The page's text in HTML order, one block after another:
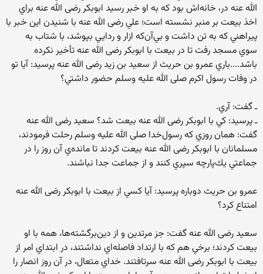
الله عنه در، خانه‌اش بود كه به او خبر رسيد ابوبكر رضی الله عنه براي
اخذ بيعت بر منبر نشسته است؛ علي رضی الله عنه با شنيدن اين خبر با
پيراهني كه به تن داشت و بي‌آن‌كه ازار و ردايي بپوشد، با شتاب به
سوي مسجد رفت تا در بيعت با ابوبكر رضی الله عنه تأخير نكرده
باشد....باري عمرو بن حريث از سعيد بن زيد رضی الله عنه پرسيد: آيا تو
در وفات رسول اكرم صلی الله علیه وسلم حضور داشتي؟
ـ گفت: آري.
ـ پرسيد: كي با ابوبكر رضی الله عنه بيعت شد؟ سعيد رضی الله عنه
گفت: همان روزي كه رسول‌خدا صلی الله علیه وسلم رحلت فرمودند،
مسلمانان با ابوبكر رضی الله عنه بيعت كردند تا مانده‌ي آن روز را در
جماعتي يك‌پارچه سپري كنند و از جماعت جدا نباشند.
عمرو بن حريث دوباره پرسيد: آيا كسي از بيعت با ابوبكر رضی الله عنه
امتناع كرد؟
سعيد رضی الله عنه گفت: جز مرتدين و از دين‌برگشته‌ها، همه با او
بيعت كردند؛ برخي هم كه با ارتداد فاصله‌اي نداشتند، در ابتداي امر از
بيعت با ابوبكر رضی الله عنه سرتافتند. خداي متعال، در آن روز انصار را